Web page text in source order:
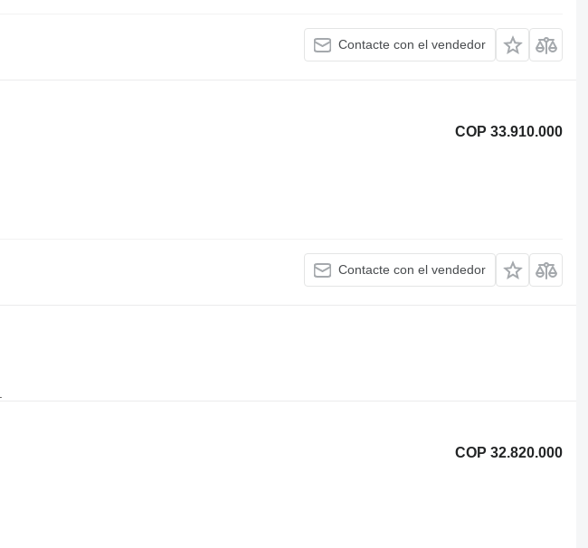
Contacte con el vendedor
COP 33.910.000
Contacte con el vendedor
COP 32.820.000